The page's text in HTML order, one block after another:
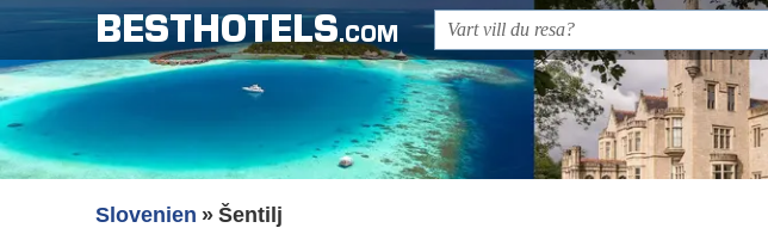
BESTHOTELS.COM
Slovenien
Šentilj